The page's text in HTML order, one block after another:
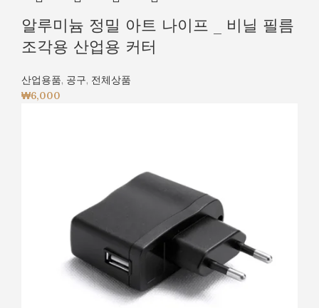
알루미늄 정밀 아트 나이프 _ 비닐 필름
조각용 산업용 커터
산업용품, 공구, 전체상품
₩6,000